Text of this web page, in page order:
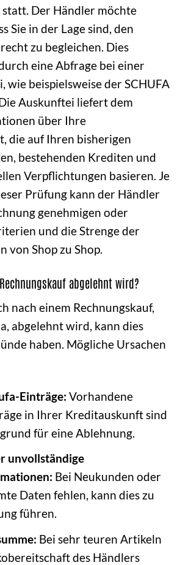
Der Händler möchte
Sie in der Lage sind, den
zu begleichen. Dies
eine Abfrage bei einer
wie beispielsweise der SCHUFA
Auskunftei liefert dem
über Ihre
die auf Ihren bisherigen
bestehenden Krediten und
Verpflichtungen basieren. Je
Prüfung kann der Händler
genehmigen oder
und die Strenge der
von Shop zu Shop.
abgelehnt wird?
nach einem Rechnungskauf,
abgelehnt wird, kann dies
haben. Mögliche Ursachen
Einträge: Vorhandene
in Ihrer Kreditauskunft sind
für eine Ablehnung.
unvollständige
Bei Neukunden oder
Daten fehlen, kann dies zu
führen.
Bei sehr teuren Artikeln
des Händlers